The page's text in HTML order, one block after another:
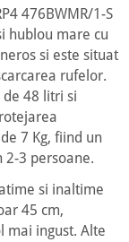
476BWMR/1-S
hublou mare cu
si este situat
rufelor.
48 litri si
7 Kg, fiind un
3 persoane.
si inaltime
45 cm,
mai ingust. Alte